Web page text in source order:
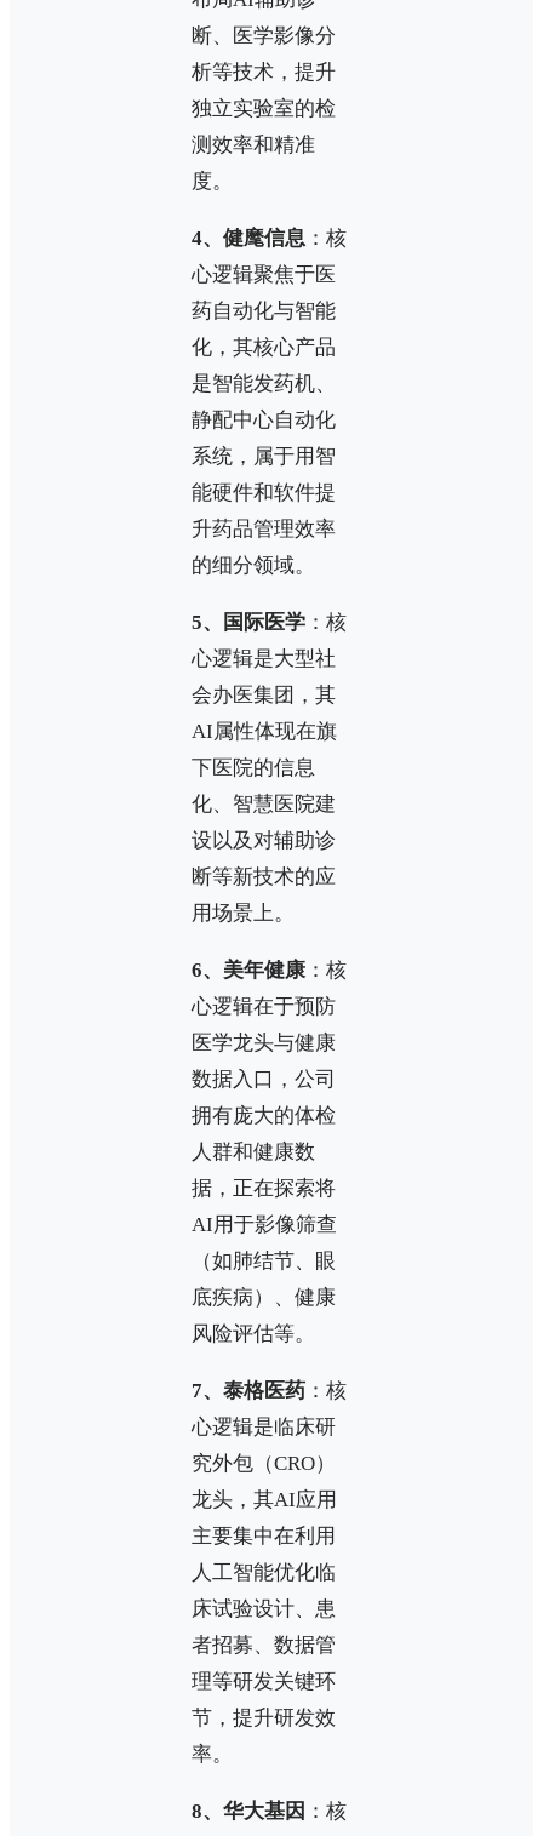
断、医学影像分
析等技术，提升
独立实验室的检
测效率和精准
度。
4、健麾信息 ：核
心逻辑聚焦于医
药自动化与智能
化，其核心产品
是智能发药机、
静配中心自动化
系统，属于用智
能硬件和软件提
升药品管理效率
的细分领域。
5、国际医学 ：核
心逻辑是大型社
会办医集团，其
AI属性体现在旗
下医院的信息
化、智慧医院建
设以及对辅助诊
断等新技术的应
用场景上。
6、美年健康 ：核
心逻辑在于预防
医学龙头与健康
数据入口，公司
拥有庞大的体检
人群和健康数
据，正在探索将
AI用于影像筛查
（如肺结节、眼
底疾病）、健康
风险评估等。
7、泰格医药 ：核
心逻辑是临床研
究外包（CRO）
龙头，其AI应用
主要集中在利用
人工智能优化临
床试验设计、患
者招募、数据管
理等研发关键环
节，提升研发效
率。
8、华大基因 ：核